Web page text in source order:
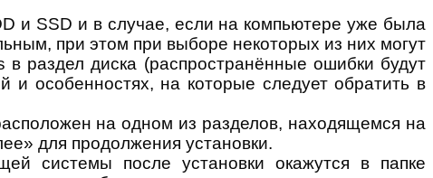
и SSD и в случае, если на компьютере уже была
при этом при выборе некоторых из них могут
раздел диска (распространённые ошибки будут
особенностях, на которые следует обратить в
на одном из разделов, находящемся на
для продолжения установки.
системы после установки окажутся в папке